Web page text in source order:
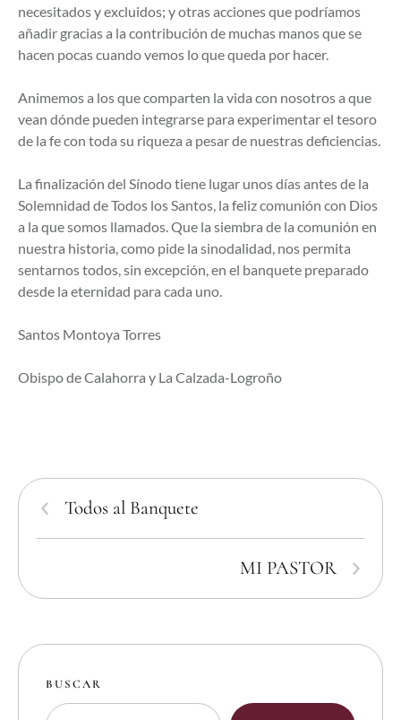
necesitados y excluidos; y otras acciones que podríamos
añadir gracias a la contribución de muchas manos que se
hacen pocas cuando vemos lo que queda por hacer.
Animemos a los que comparten la vida con nosotros a que
vean dónde pueden integrarse para experimentar el tesoro
de la fe con toda su riqueza a pesar de nuestras deficiencias.
La finalización del Sínodo tiene lugar unos días antes de la
Solemnidad de Todos los Santos, la feliz comunión con Dios
a la que somos llamados. Que la siembra de la comunión en
nuestra historia, como pide la sinodalidad, nos permita
sentarnos todos, sin excepción, en el banquete preparado
desde la eternidad para cada uno.
Santos Montoya Torres
Obispo de Calahorra y La Calzada-Logroño
Todos al Banquete
MI PASTOR
BUSCAR